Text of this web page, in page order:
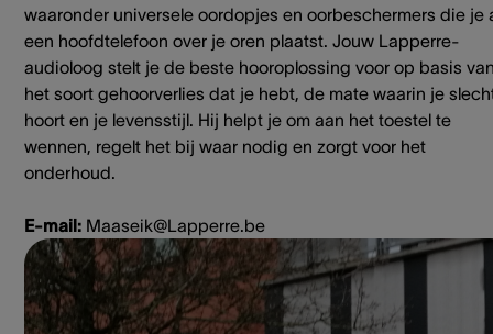
waaronder universele oordopjes en oorbeschermers die je
een hoofdtelefoon over je oren plaatst. Jouw Lapperre-
audioloog stelt je de beste hooroplossing voor op basis
het soort gehoorverlies dat je hebt, de mate waarin je
hoort en je levensstijl. Hij helpt je om aan het toestel te
wennen, regelt het bij waar nodig en zorgt voor het
onderhoud.
E-mail: Maaseik@Lapperre.be